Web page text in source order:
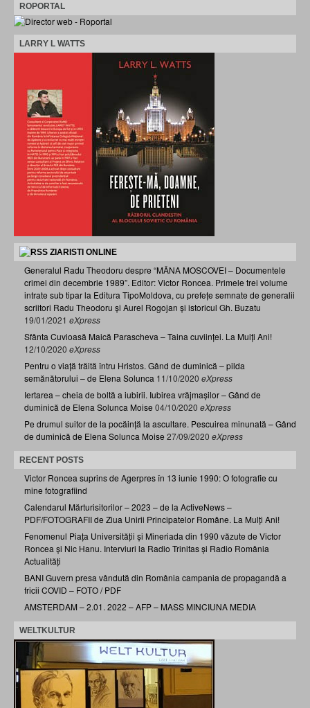
ROPORTAL
LARRY L WATTS
ZIARISTI ONLINE
Generalul Radu Theodoru despre “MÂNA MOSCOVEI – Documentele
crimei din decembrie 1989”. Editor: Victor Roncea. Primele trei volume
intrate sub tipar la Editura TipoMoldova, cu prefețe semnate de generalii
scriitori Radu Theodoru și Aurel Rogojan și istoricul Gh. Buzatu
19/01/2021 eXpress
Sfânta Cuvioasă Maică Parascheva – Taina cuviinței. La Mulți Ani!
12/10/2020 eXpress
Pentru o viață trăită întru Hristos. Gând de duminică – pilda
semănătorului – de Elena Solunca 11/10/2020 eXpress
Iertarea – cheia de boltă a iubirii. Iubirea vrăjmașilor – Gând de
duminică de Elena Solunca Moise 04/10/2020 eXpress
Pe drumul suitor de la pocăință la ascultare. Pescuirea minunată – Gând
de duminică de Elena Solunca Moise 27/09/2020 eXpress
RECENT POSTS
Victor Roncea suprins de Agerpres în 13 iunie 1990: O fotografie cu
mine fotografiind
Calendarul Mărturisitorilor – 2023 – de la ActiveNews –
PDF/FOTOGRAFII de Ziua Unirii Principatelor Române. La Mulți Ani!
Fenomenul Piața Universității și Mineriada din 1990 văzute de Victor
Roncea și Nic Hanu. Interviuri la Radio Trinitas și Radio România
Actualități
BANI Guvern presa vândută din România campania de propagandă a
fricii COVID – FOTO / PDF
AMSTERDAM – 2.01. 2022 – AFP – MASS MINCIUNA MEDIA
WELTKULTUR